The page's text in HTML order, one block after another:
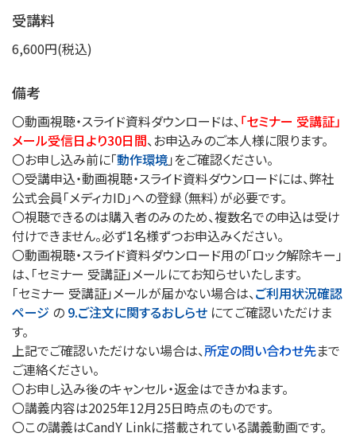
受講料
6,600円(税込)
備考
〇動画視聴・スライド資料ダウンロードは、「セミナー 受講証」
メール受信日より30日間、お申込みのご本人様に限ります。
〇お申し込み前に「動作環境」をご確認ください。
〇受講申込・動画視聴・スライド資料ダウンロードには、弊社
公式会員「メディカID」への登録（無料）が必要です。
〇視聴できるのは購入者のみのため、複数名での申込は受け
付けできません。必ず1名様ずつお申込みください。
〇動画視聴・スライド資料ダウンロード用の「ロック解除キー」
は、「セミナー 受講証」メールにてお知らせいたします。
「セミナー 受講証」メールが届かない場合は、ご利用状況確認
ページ の 9.ご注文に関するおしらせ にてご確認いただけま
す。
上記でご確認いただけない場合は、所定の問い合わせ先まで
ご連絡ください。
〇お申し込み後のキャンセル・返金はできかねます。
〇講義内容は2025年12月25日時点のものです。
〇この講義はCandY Linkに搭載されている講義動画です。